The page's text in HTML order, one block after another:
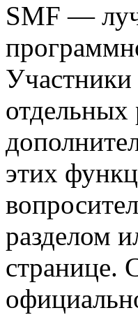
SMF —
отдельных
этих
разделом
странице.